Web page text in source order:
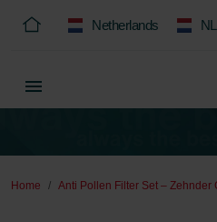
Netherlands NL
Home Anti Pollen Filter Set – Zehnder